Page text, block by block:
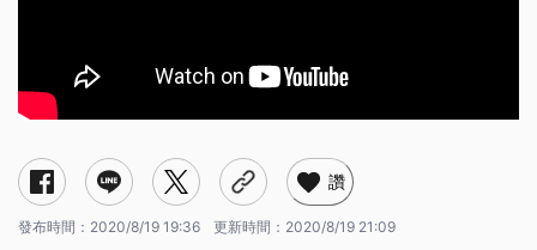
讚
發布時間： 2020/8/19 19:36 更新時間： 2020/8/19 21:09